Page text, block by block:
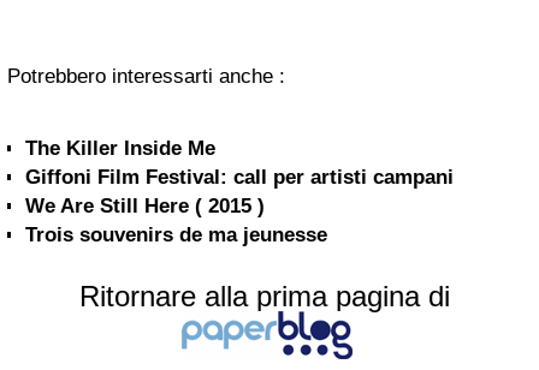
Potrebbero interessarti anche :
The Killer Inside Me
Giffoni Film Festival: call per artisti campani
We Are Still Here ( 2015 )
Trois souvenirs de ma jeunesse
Ritornare alla prima pagina di